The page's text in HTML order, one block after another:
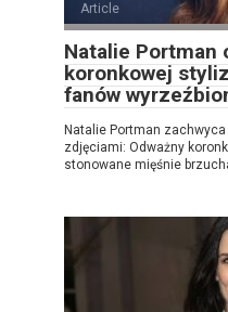
Article
Natalie Portman
koronkowej
fanów
Natalie Portman
zdjęciami: Odważny
stonowane mięśnie